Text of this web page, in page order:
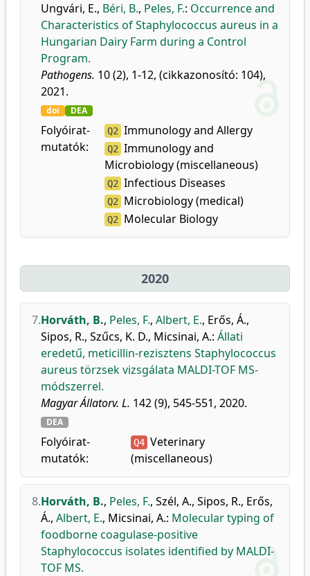
Ungvári, E., Béri, B., Peles, F.: Occurrence and
Characteristics of Staphylococcus aureus in a
Hungarian Dairy Farm during a Control
Program.
Pathogens. 10 (2), 1-12, (cikkazonosító: 104),
2021.
doi DEA
Folyóirat-
mutatók:
Q2 Immunology and Allergy
Q2 Immunology and
Microbiology (miscellaneous)
Q2 Infectious Diseases
Q2 Microbiology (medical)
Q2 Molecular Biology
2020
7.Horváth, B., Peles, F., Albert, E., Erős, Á.,
Sipos, R., Szűcs, K. D., Micsinai, A.: Állati
eredetű, meticillin-rezisztens Staphylococcus
aureus törzsek vizsgálata MALDI-TOF MS-
módszerrel.
Magyar Állatorv. L. 142 (9), 545-551, 2020.
DEA
Folyóirat-
mutatók:
Q4 Veterinary
(miscellaneous)
8.Horváth, B., Peles, F., Szél, A., Sipos, R., Erős,
Á., Albert, E., Micsinai, A.: Molecular typing of
foodborne coagulase-positive
Staphylococcus isolates identified by MALDI-
TOF MS.